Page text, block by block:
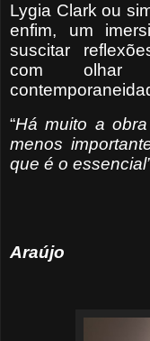
Lygia Clark ou
enfim, um
suscitar
com olhar
“Há muito a
menos
que é o
Araújo